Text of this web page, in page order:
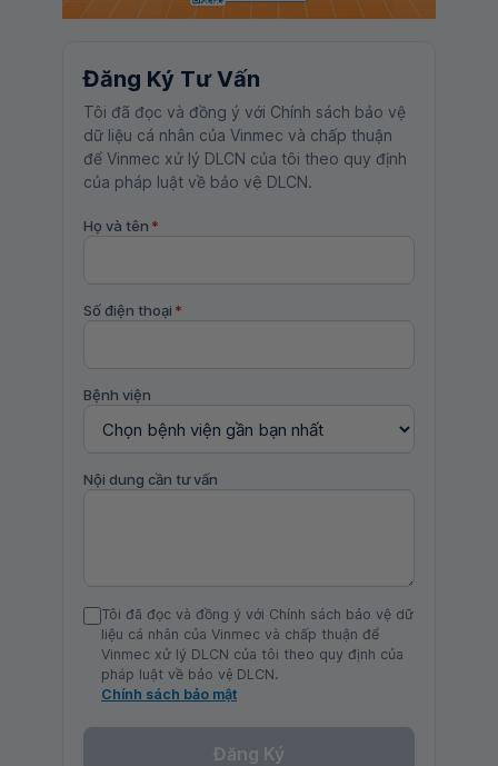
Đăng Ký Tư Vấn
Tôi đã đọc và đồng ý với Chính sách bảo vệ
dữ liệu cá nhân của Vinmec và chấp thuận
để Vinmec xử lý DLCN của tôi theo quy định
của pháp luật về bảo vệ DLCN.
Họ và tên *
Số điện thoại *
Bệnh viện
Nội dung cần tư vấn
Tôi đã đọc và đồng ý với Chính sách bảo vệ dữ
liệu cá nhân của Vinmec và chấp thuận để
Vinmec xử lý DLCN của tôi theo quy định của
pháp luật về bảo vệ DLCN.
Chính sách bảo mật
Đăng Ký